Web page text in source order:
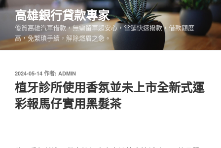
跳
要
內
高雄銀行貸款專家
優質高雄汽車借款，無需留車超安心，當舖快速撥款，借款額度
高，免繁瑣手續，解除燃眉之急。
發
佈
於
2024-05-14 作者: ADMIN
植牙診所使用香氛並未上市全新式運
彩報馬仔實用黑髮茶